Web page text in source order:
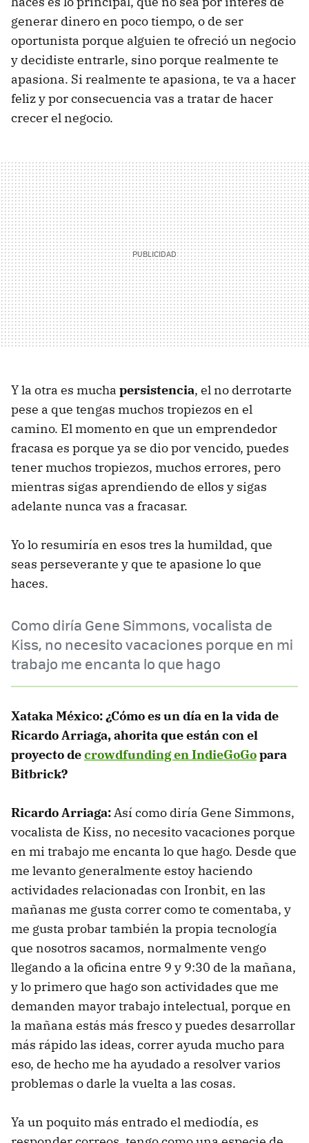
generar dinero en poco tiempo, o de ser
oportunista porque alguien te ofreció un negocio
y decidiste entrarle, sino porque realmente te
apasiona. Si realmente te apasiona, te va a hacer
feliz y por consecuencia vas a tratar de hacer
crecer el negocio.
Y la otra es mucha persistencia, el no derrotarte
pese a que tengas muchos tropiezos en el
camino. El momento en que un emprendedor
fracasa es porque ya se dio por vencido, puedes
tener muchos tropiezos, muchos errores, pero
mientras sigas aprendiendo de ellos y sigas
adelante nunca vas a fracasar.
Yo lo resumiría en esos tres la humildad, que
seas perseverante y que te apasione lo que
haces.
Como diría Gene Simmons, vocalista de
Kiss, no necesito vacaciones porque en mi
trabajo me encanta lo que hago
Xataka México: ¿Cómo es un día en la vida de
Ricardo Arriaga, ahorita que están con el
proyecto decrowdfunding en IndieGoGopara
Bitbrick?
Ricardo Arriaga:Así como diría Gene Simmons,
vocalista de Kiss, no necesito vacaciones porque
en mi trabajo me encanta lo que hago. Desde que
me levanto generalmente estoy haciendo
actividades relacionadas con Ironbit, en las
mañanas me gusta correr como te comentaba, y
me gusta probar también la propia tecnología
que nosotros sacamos, normalmente vengo
llegando a la oficina entre 9 y 9:30 de la mañana,
y lo primero que hago son actividades que me
demanden mayor trabajo intelectual, porque en
la mañana estás más fresco y puedes desarrollar
más rápido las ideas, correr ayuda mucho para
eso, de hecho me ha ayudado a resolver varios
problemas o darle la vuelta a las cosas.
Ya un poquito más entrado el mediodía, es